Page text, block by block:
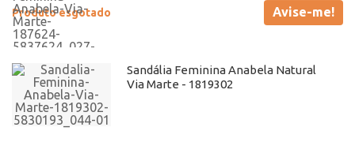
Produto esgotado Avise-me!
Sandália Feminina Anabela Natural
Via Marte - 1819302